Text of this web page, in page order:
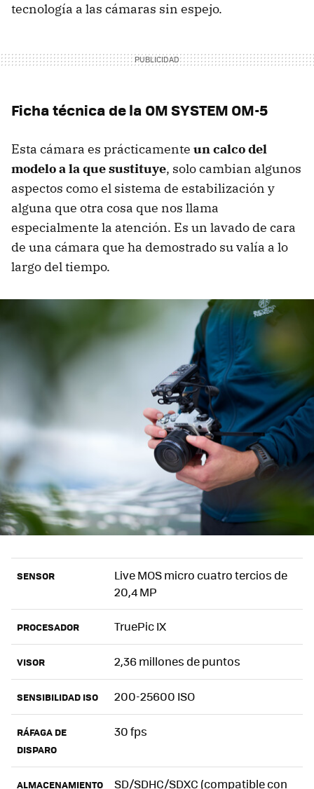
tecnología a las cámaras sin espejo.
Ficha técnica de la OM SYSTEM OM-5
Esta cámara es prácticamente un calco del
modelo a la que sustituye, solo cambian algunos
aspectos como el sistema de estabilización y
alguna que otra cosa que nos llama
especialmente la atención. Es un lavado de cara
de una cámara que ha demostrado su valía a lo
largo del tiempo.
SENSOR
Live MOS micro cuatro tercios de
20,4 MP
PROCESADOR TruePic IX
VISOR 2,36 millones de puntos
SENSIBILIDAD ISO 200-25600 ISO
RÁFAGA DE
DISPARO
30 fps
ALMACENAMIENTO SD/SDHC/SDXC (compatible con